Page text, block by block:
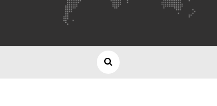
Copyright © 2017 · Blog Voyage Odyseo